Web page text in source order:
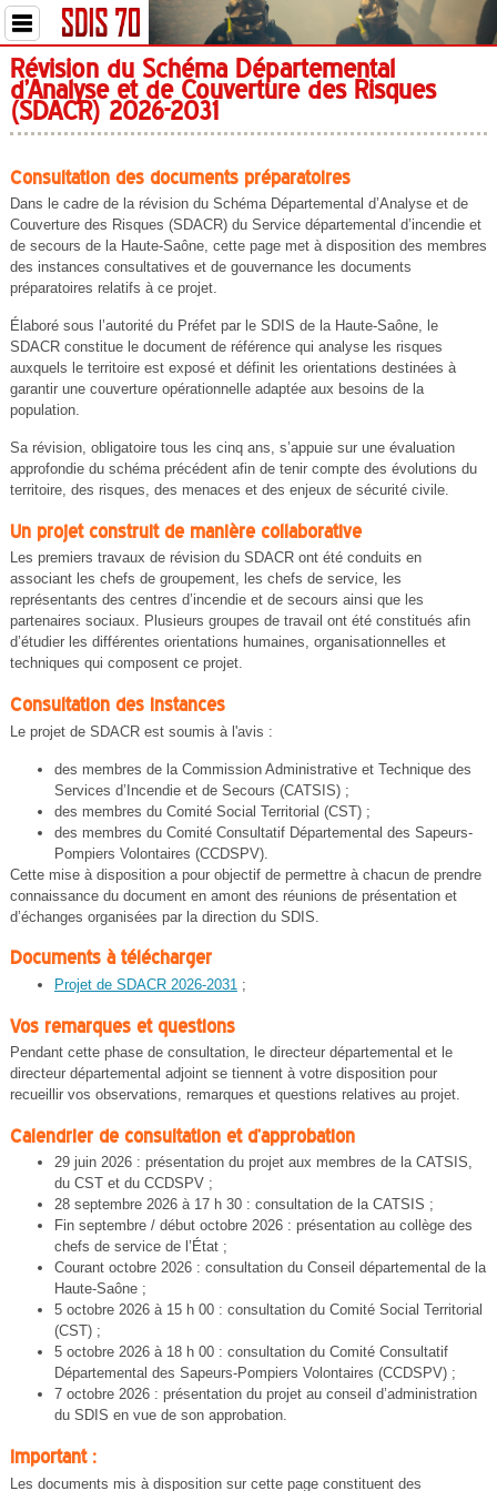
Révision du Schéma Départemental
d’Analyse et de Couverture des Risques
(SDACR) 2026-2031
Consultation des documents préparatoires
Dans le cadre de la révision du Schéma Départemental d’Analyse et de
Couverture des Risques (SDACR) du Service départemental d’incendie et
de secours de la Haute-Saône, cette page met à disposition des membres
des instances consultatives et de gouvernance les documents
préparatoires relatifs à ce projet.
Élaboré sous l’autorité du Préfet par le SDIS de la Haute-Saône, le
SDACR constitue le document de référence qui analyse les risques
auxquels le territoire est exposé et définit les orientations destinées à
garantir une couverture opérationnelle adaptée aux besoins de la
population.
Sa révision, obligatoire tous les cinq ans, s’appuie sur une évaluation
approfondie du schéma précédent afin de tenir compte des évolutions du
territoire, des risques, des menaces et des enjeux de sécurité civile.
Un projet construit de manière collaborative
Les premiers travaux de révision du SDACR ont été conduits en
associant les chefs de groupement, les chefs de service, les
représentants des centres d’incendie et de secours ainsi que les
partenaires sociaux. Plusieurs groupes de travail ont été constitués afin
d’étudier les différentes orientations humaines, organisationnelles et
techniques qui composent ce projet.
Consultation des instances
Le projet de SDACR est soumis à l'avis :
des membres de la Commission Administrative et Technique des
Services d’Incendie et de Secours (CATSIS) ;
des membres du Comité Social Territorial (CST) ;
des membres du Comité Consultatif Départemental des Sapeurs-
Pompiers Volontaires (CCDSPV).
Cette mise à disposition a pour objectif de permettre à chacun de prendre
connaissance du document en amont des réunions de présentation et
d’échanges organisées par la direction du SDIS.
Documents à télécharger
Projet de SDACR 2026-2031 ;
Vos remarques et questions
Pendant cette phase de consultation, le directeur départemental et le
directeur départemental adjoint se tiennent à votre disposition pour
recueillir vos observations, remarques et questions relatives au projet.
Calendrier de consultation et d’approbation
29 juin 2026 : présentation du projet aux membres de la CATSIS,
du CST et du CCDSPV ;
28 septembre 2026 à 17 h 30 : consultation de la CATSIS ;
Fin septembre / début octobre 2026 : présentation au collège des
chefs de service de l’État ;
Courant octobre 2026 : consultation du Conseil départemental de la
Haute-Saône ;
5 octobre 2026 à 15 h 00 : consultation du Comité Social Territorial
(CST) ;
5 octobre 2026 à 18 h 00 : consultation du Comité Consultatif
Départemental des Sapeurs-Pompiers Volontaires (CCDSPV) ;
7 octobre 2026 : présentation du projet au conseil d’administration
du SDIS en vue de son approbation.
Important :
Les documents mis à disposition sur cette page constituent des